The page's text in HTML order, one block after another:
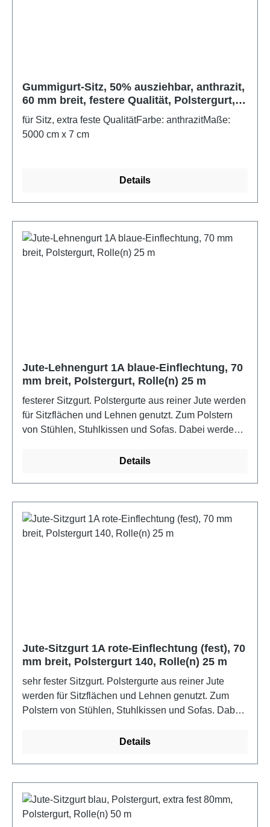
Gummigurt-Sitz, 50% ausziehbar, anthrazit,
60 mm breit, festere Qualität, Polstergurt,
Rolle(n) 50 m
für Sitz, extra feste QualitätFarbe: anthrazitMaße:
5000 cm x 7 cm
Details
Jute-Lehnengurt 1A blaue-Einflechtung, 70
mm breit, Polstergurt, Rolle(n) 25 m
festerer Sitzgurt. Polstergurte aus reiner Jute werden
für Sitzflächen und Lehnen genutzt. Zum Polstern
von Stühlen, Stuhlkissen und Sofas. Dabei werden
genagelt, um eine Unterfederung zu spannen.Farbe:
Details
Jute-Sitzgurt 1A rote-Einflechtung (fest), 70
mm breit, Polstergurt 140, Rolle(n) 25 m
sehr fester Sitzgurt. Polstergurte aus reiner Jute
werden für Sitzflächen und Lehnen genutzt. Zum
Polstern von Stühlen, Stuhlkissen und Sofas. Dabei
genagelt, um eine Unterfederung zu spannen.Farbe:
Details